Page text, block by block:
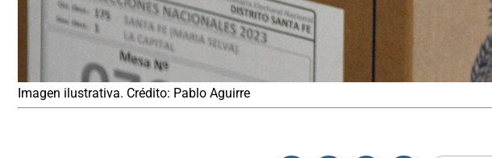
Imagen ilustrativa. Crédito: Pablo Aguirre